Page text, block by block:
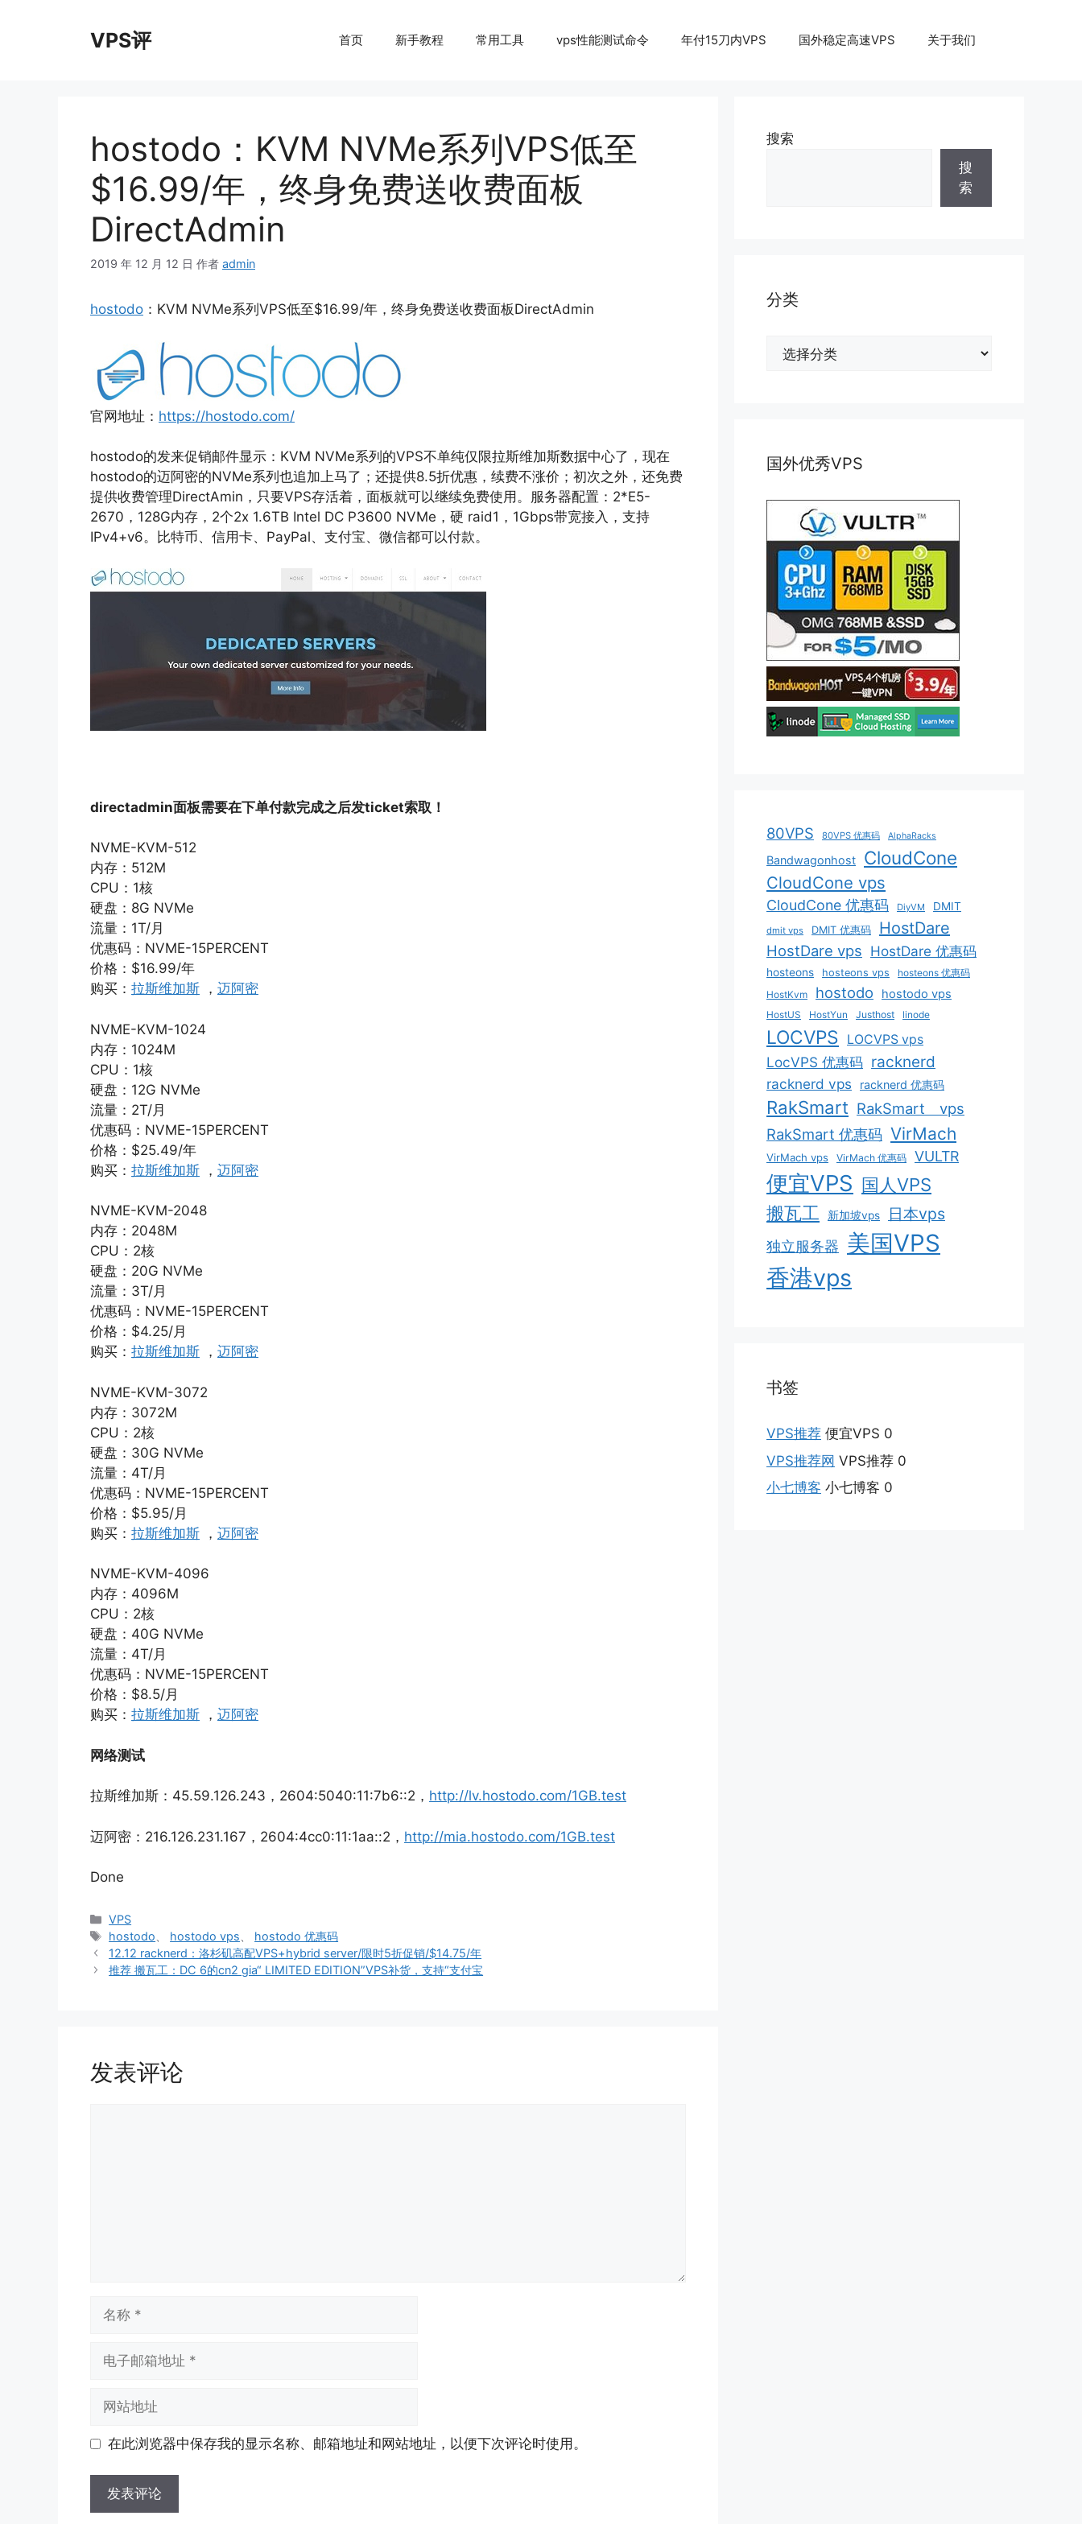
VPS评 首页 新手教程 常用工具 vps性能测试命令 年付15刀内VPS 国外稳定高速VPS 关于我们
hostodo：KVM NVMe系列VPS低至
$16.99/年，终身免费送收费面板
DirectAdmin
2019 年 12 月 12 日 作者 admin
hostodo ：KVM NVMe系列VPS低至$16.99/年，终身免费送收费面板DirectAdmin
官网地址： https://hostodo.com/
hostodo的发来促销邮件显示：KVM NVMe系列的VPS不单纯仅限拉斯维加斯数据中心了，现在
hostodo的迈阿密的NVMe系列也追加上马了；还提供8.5折优惠，续费不涨价；初次之外，还免费
提供收费管理DirectAmin，只要VPS存活着，面板就可以继续免费使用。服务器配置：2*E5-
2670，128G内存，2个2x 1.6TB Intel DC P3600 NVMe，硬 raid1，1Gbps带宽接入，支持
IPv4+v6。比特币、信用卡、PayPal、支付宝、微信都可以付款。
directadmin面板需要在下单付款完成之后发ticket索取！
NVME-KVM-512
内存：512M
CPU：1核
硬盘：8G NVMe
流量：1T/月
优惠码：NVME-15PERCENT
价格：$16.99/年
购买： 拉斯维加斯 ， 迈阿密
NVME-KVM-1024
内存：1024M
CPU：1核
硬盘：12G NVMe
流量：2T/月
优惠码：NVME-15PERCENT
价格：$25.49/年
购买： 拉斯维加斯 ， 迈阿密
NVME-KVM-2048
内存：2048M
CPU：2核
硬盘：20G NVMe
流量：3T/月
优惠码：NVME-15PERCENT
价格：$4.25/月
购买： 拉斯维加斯 ， 迈阿密
NVME-KVM-3072
内存：3072M
CPU：2核
硬盘：30G NVMe
流量：4T/月
优惠码：NVME-15PERCENT
价格：$5.95/月
购买： 拉斯维加斯 ， 迈阿密
NVME-KVM-4096
内存：4096M
CPU：2核
硬盘：40G NVMe
流量：4T/月
优惠码：NVME-15PERCENT
价格：$8.5/月
购买： 拉斯维加斯 ， 迈阿密
网络测试
拉斯维加斯：45.59.126.243，2604:5040:11:7b6::2， http://lv.hostodo.com/1GB.test
迈阿密：216.126.231.167，2604:4cc0:11:1aa::2， http://mia.hostodo.com/1GB.test
Done
分
类
VPS
标
签
hostodo hostodo vps
hostodo 优惠码
12.12 racknerd：洛杉矶高配VPS+hybrid server/限时5折促销/$14.75/年
推荐 搬瓦工：DC 6的cn2 gia“ LIMITED EDITION”VPS补货，支持“支付宝
发表评论
址
地 在此浏览器中保存我的显示名称、邮箱地址和网站地址，以便下次评论时使用。
搜索
搜
索
分类
国外优秀VPS
80VPS 80VPS 优惠码 AlphaRacks
Bandwagonhost CloudCone
CloudCone vps
CloudCone 优惠码 DiyVM DMIT
dmit vps DMIT 优惠码 HostDare
HostDare vps HostDare 优惠码
hosteons hosteons vps
hosteons 优惠码
HostKvm
hostodo hostodo vps
HostUS HostYun Justhost linode
LOCVPS LOCVPS vps
LocVPS 优惠码 racknerd
racknerd vps racknerd 优惠码
RakSmart RakSmart vps
RakSmart 优惠码 VirMach
VirMach vps VirMach 优惠码 VULTR
便宜VPS 国人VPS
搬瓦工
新加坡vps 日本vps
独立服务器 美国VPS
香港vps
书签
VPS推荐 便宜VPS 0
VPS推荐网 VPS推荐 0
小七博客 小七博客 0